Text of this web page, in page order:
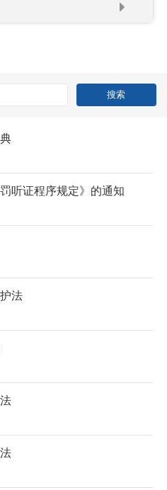
听证程序规定》的通知
法